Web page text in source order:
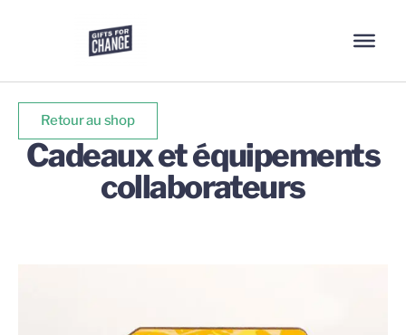
Retour au shop
Cadeaux et équipements
collaborateurs